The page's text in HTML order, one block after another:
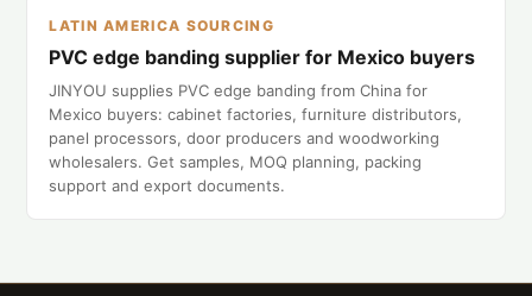
LATIN AMERICA SOURCING
PVC edge banding supplier for Mexico buyers
JINYOU supplies PVC edge banding from China for
Mexico buyers: cabinet factories, furniture distributors,
panel processors, door producers and woodworking
wholesalers. Get samples, MOQ planning, packing
support and export documents.